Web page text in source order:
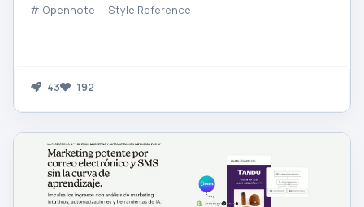
# Opennote — Style Reference
43 192